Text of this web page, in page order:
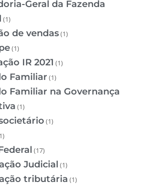
Geral da Fazenda
(1)
de vendas(1)
(1)
IR 2021 (1)
Familiar (1)
Familiar na Governança
(1)
(1)
(17)
Judicial (1)
tributária (1)